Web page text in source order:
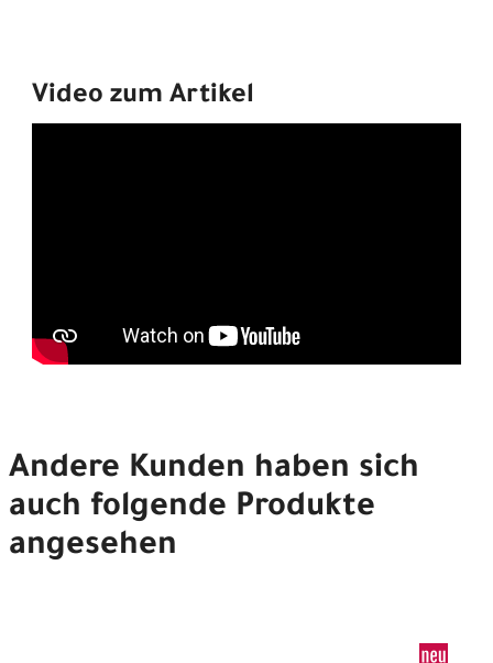
Video zum Artikel
Andere Kunden haben sich
auch folgende Produkte
angesehen